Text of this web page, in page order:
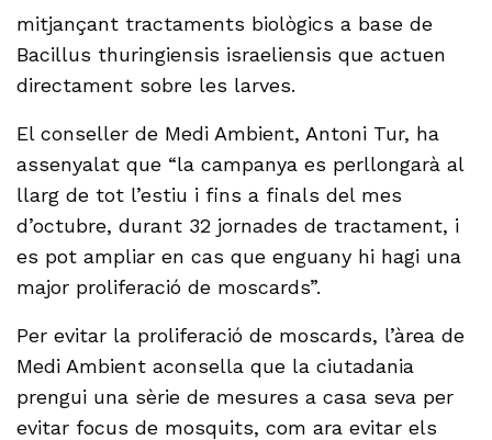
mitjançant tractaments biològics a base de
Bacillus thuringiensis israeliensis que actuen
directament sobre les larves.
El conseller de Medi Ambient, Antoni Tur, ha
assenyalat que “la campanya es perllongarà al
llarg de tot l’estiu i fins a finals del mes
d’octubre, durant 32 jornades de tractament, i
es pot ampliar en cas que enguany hi hagi una
major proliferació de moscards”.
Per evitar la proliferació de moscards, l’àrea de
Medi Ambient aconsella que la ciutadania
prengui una sèrie de mesures a casa seva per
evitar focus de mosquits, com ara evitar els